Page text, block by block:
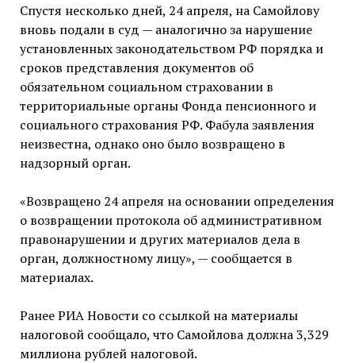
Спустя несколько дней, 24 апреля, на Самойлову
вновь подали в суд — аналогично за нарушение
установленных законодательством РФ порядка и
сроков представления документов об
обязательном социальном страховании в
территориальные органы Фонда пенсионного и
социального страхования РФ. Фабула заявления
неизвестна, однако оно было возвращено в
надзорный орган.
«Возвращено 24 апреля на основании определения
о возвращении протокола об административном
правонарушении и других материалов дела в
орган, должностному лицу», — сообщается в
материалах.
Ранее РИА Новости со ссылкой на материалы
налоговой сообщало, что Самойлова должна 3,329
миллиона рублей налоговой.